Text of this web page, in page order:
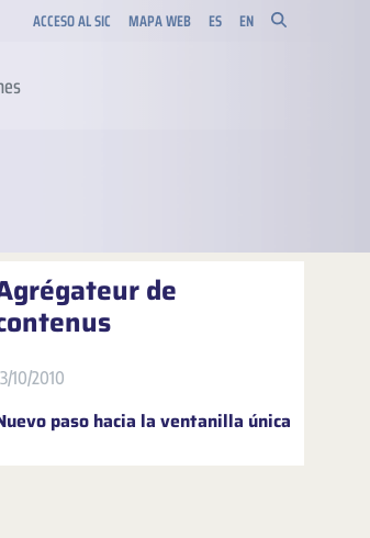
ACCESO AL SIC MAPA WEB ES EN
de
10/2010
paso hacia la ventanilla única